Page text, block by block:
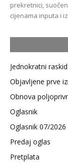
prekretnici,
cijenama inputa i
Jednokratni
Objavljene prve
Obnova
Oglasnik
Oglasnik 07/2026
Predaj oglas
Pretplata